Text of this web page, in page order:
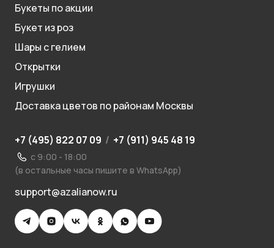
Букеты по акции
Букет из роз
Шары с гелием
Открытки
Игрушки
Доставка цветов по районам Москвы
+7 (495) 822 07 09 / +7 (911) 945 48 19
с 9:00 - 18:00
(в остальные часы пишите в WhatsApp)
support@azalianow.ru